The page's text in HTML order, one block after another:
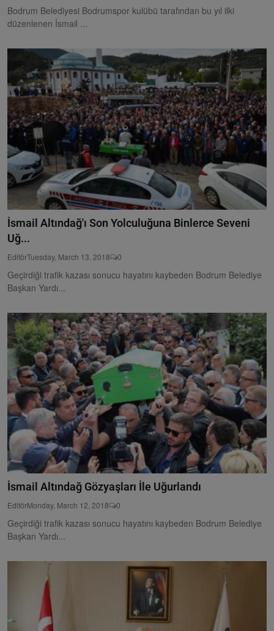
Bodrum Belediyesi Bodrumspor kulübü tarafından bu yıl ilki
düzenlenen İsmail ...
İsmail Altındağ'ı Son Yolculuğuna Binlerce Seveni
Uğ...
EditörTuesday, March 13, 2018 0
Geçirdiği trafik kazası sonucu hayatını kaybeden Bodrum Belediye
Başkan Yardı...
İsmail Altındağ Gözyaşları İle Uğurlandı
EditörMonday, March 12, 2018 0
Geçirdiği trafik kazası sonucu hayatını kaybeden Bodrum Belediye
Başkan Yardı...